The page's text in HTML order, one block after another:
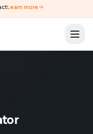
Learn more